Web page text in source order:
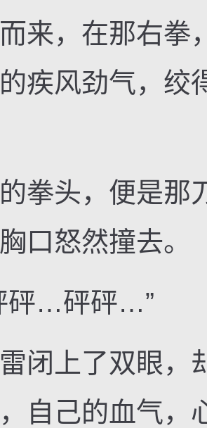
来，在那右拳
疾风劲气，绞
头，便是那
口怒然撞去。
…砰砰…”
上了双眼，
自己的血气，